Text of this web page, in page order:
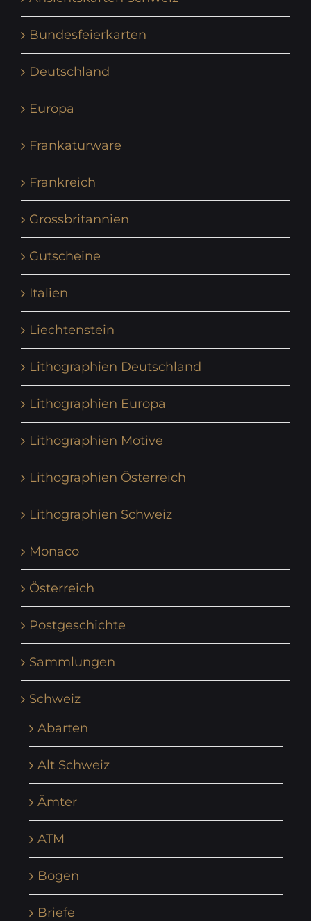
Bundesfeierkarten
Deutschland
Europa
Frankaturware
Frankreich
Grossbritannien
Gutscheine
Italien
Liechtenstein
Lithographien Deutschland
Lithographien Europa
Lithographien Motive
Lithographien Österreich
Lithographien Schweiz
Monaco
Österreich
Postgeschichte
Sammlungen
Schweiz
Abarten
Alt Schweiz
Ämter
ATM
Bogen
Briefe